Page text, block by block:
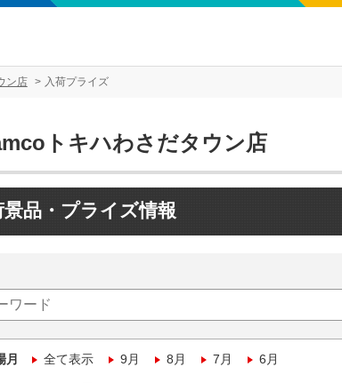
ン店 入荷プライズ
トキハわさだタウン店
景品・プライズ情報
月 全て表示 9月 8月 7月 6月